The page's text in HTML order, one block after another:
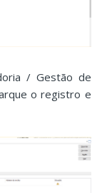
/ Gestão de
o registro e